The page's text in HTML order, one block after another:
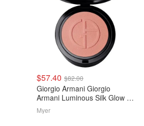
$57.40 $82.00
Giorgio Armani Giorgio
Armani Luminous Silk Glow 腮
红
Myer